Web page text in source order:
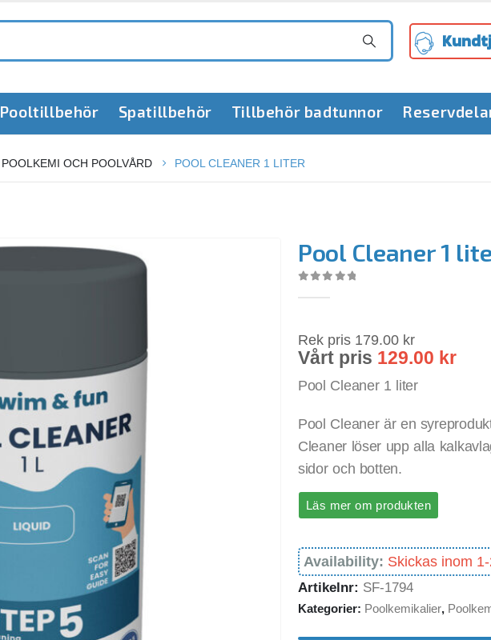
Pooltillbehör Spatillbehör Tillbehör badtunnor
POOLKEMI OCH POOLVÅRD POOL CLEANER 1 LITER
Pool Cleaner 1
Rek pris 179.00 kr
Vårt pris 129.00 kr
Pool Cleaner 1 liter
Pool Cleaner är en
Cleaner löser upp alla
sidor och botten.
Läs mer om produkten
Availability: Skickas inom
Artikelnr: SF-1794
Kategorier: Poolkemikalier,